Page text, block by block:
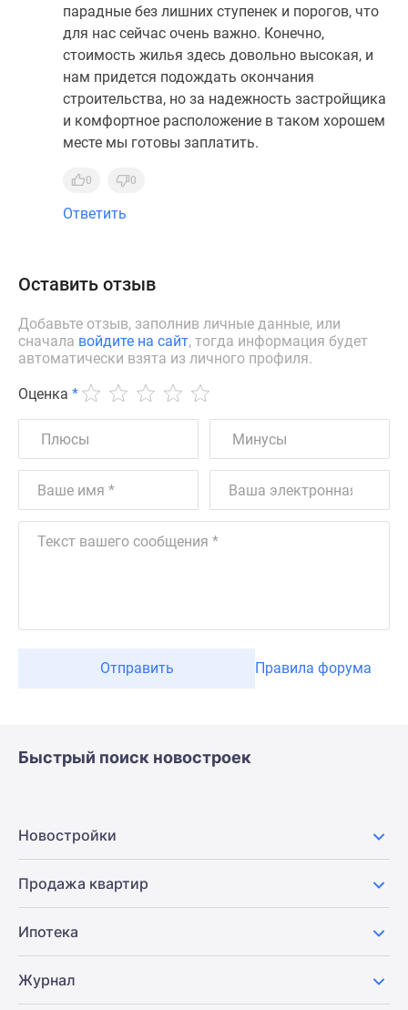
парадные без лишних ступенек и порогов, что
для нас сейчас очень важно. Конечно,
стоимость жилья здесь довольно высокая, и
нам придется подождать окончания
строительства, но за надежность застройщика
и комфортное расположение в таком хорошем
месте мы готовы заплатить.
0 0
Ответить
Оставить отзыв
Добавьте отзыв, заполнив личные данные, или
сначала войдите на сайт, тогда информация будет
автоматически взята из личного профиля.
Оценка *
Отправить Правила форума
Быстрый поиск новостроек
Новостройки
Продажа квартир
Ипотека
Журнал